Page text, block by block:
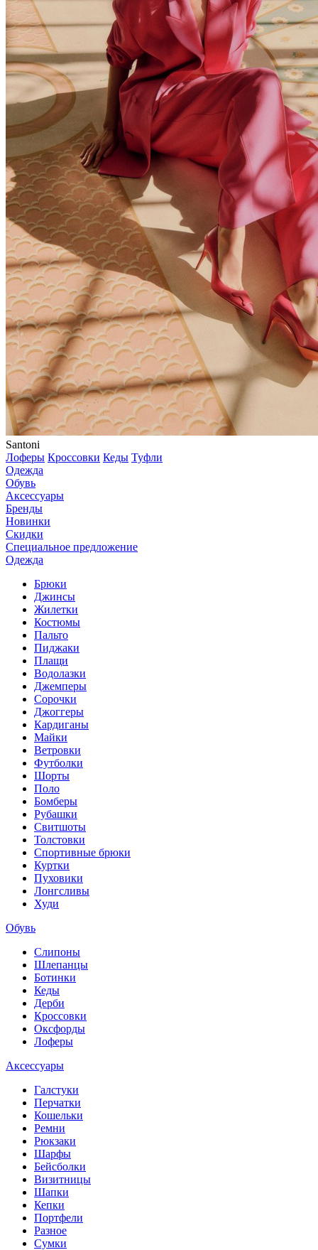
Santoni
Лоферы Кроссовки Кеды Туфли
Одежда
Обувь
Аксессуары
Бренды
Новинки
Скидки
Специальное предложение
Одежда
Брюки
Джинсы
Жилетки
Костюмы
Пальто
Пиджаки
Плащи
Водолазки
Джемперы
Сорочки
Джоггеры
Кардиганы
Майки
Ветровки
Футболки
Шорты
Поло
Бомберы
Рубашки
Свитшоты
Толстовки
Спортивные брюки
Куртки
Пуховики
Лонгсливы
Худи
Обувь
Слипоны
Шлепанцы
Ботинки
Кеды
Дерби
Кроссовки
Оксфорды
Лоферы
Аксессуары
Галстуки
Перчатки
Кошельки
Ремни
Рюкзаки
Шарфы
Бейсболки
Визитницы
Шапки
Кепки
Портфели
Разное
Сумки